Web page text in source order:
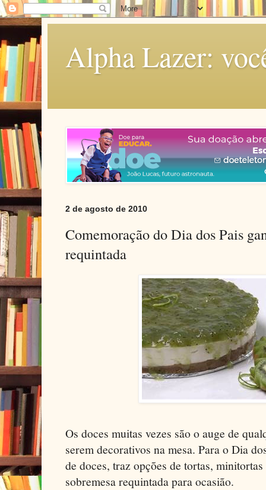
Alpha Lazer:
2 de agosto de 2010
Comemoração do Dia dos Pais
requintada
Os doces muitas vezes são o auge de
serem decorativos na mesa. Para o Dia
de doces, traz opções de tortas,
sobremesa requintada para ocasião.